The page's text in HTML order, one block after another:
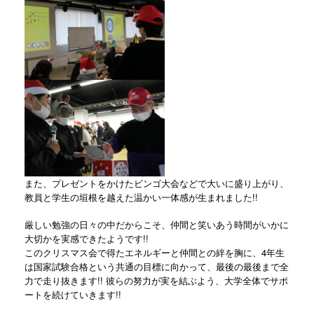
また、プレゼントをかけたビンゴ大会などで大いに盛り上がり、
教員と学生の垣根を越えた温かい一体感が生まれました!!
厳しい勉強の日々の中だからこそ、仲間と笑いあう時間がいかに
大切かを実感できたようです!!
このクリスマス会で得たエネルギーと仲間との絆を胸に、4年生
は国家試験合格という共通の目標に向かって、最後の最後まで全
力で走り抜きます!! 彼らの努力が実を結ぶよう、大学全体でサポ
ートを続けていきます!!